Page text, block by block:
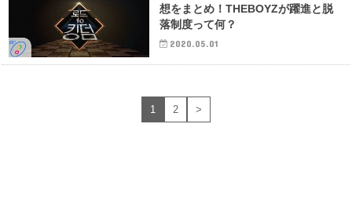
想をまとめ！THEBOYZが躍進と脱
落制度って何？
2020.05.01
1 2 >